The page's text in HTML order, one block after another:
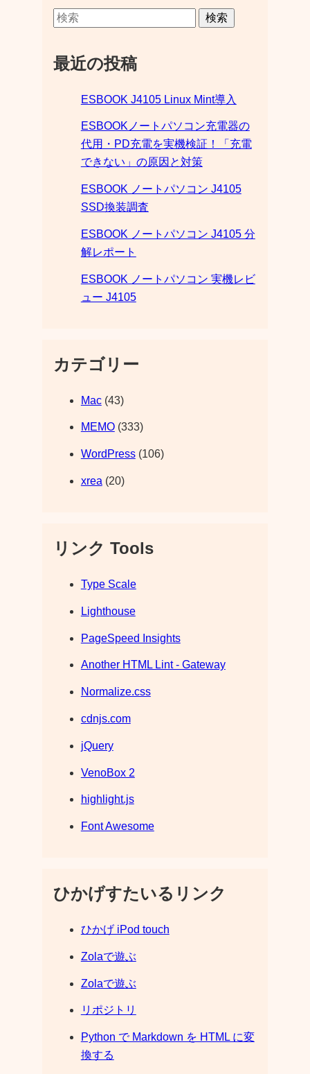
検索
最近の投稿
ESBOOK J4105 Linux Mint導入
ESBOOKノートパソコン充電器の
代用・PD充電を実機検証！「充電
できない」の原因と対策
ESBOOK ノートパソコン J4105
SSD換装調査
ESBOOK ノートパソコン J4105 分
解レポート
ESBOOK ノートパソコン 実機レビ
ュー J4105
カテゴリー
Mac(43)
MEMO(333)
WordPress(106)
xrea (20)
リンク Tools
Type Scale
Lighthouse
PageSpeed Insights
Another HTML Lint - Gateway
Normalize.css
cdnjs.com
jQuery
VenoBox 2
highlight.js
Font Awesome
ひかげすたいるリンク
ひかげ iPod touch
Zolaで遊ぶ
Zolaで遊ぶ
リポジトリ
Python で Markdown を HTML に変
換する